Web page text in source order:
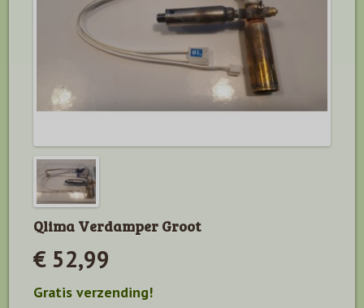
Qlima Verdamper Groot
€ 52,99
Gratis verzending!